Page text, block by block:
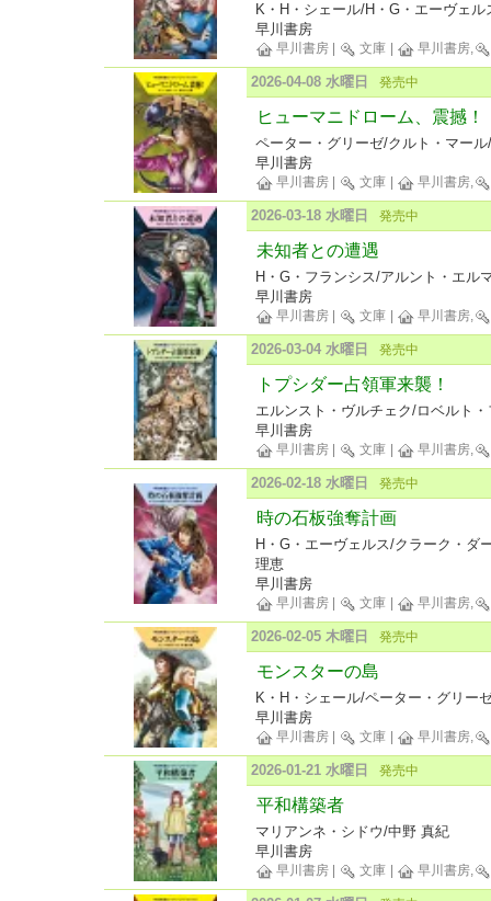
K・H・シェール/H・G・エーヴェル
早川書房
早川書房 文庫 早川書房,
2026-04-08 水曜日 発売中
ヒューマニドローム、震撼！
ペーター・グリーゼ/クルト・マー
早川書房
早川書房 文庫 早川書房,
2026-03-18 水曜日 発売中
未知者との遭遇
H・G・フランシス/アルント・エル
早川書房
早川書房 文庫 早川書房,
2026-03-04 水曜日 発売中
トプシダー占領軍来襲！
エルンスト・ヴルチェク/ロベルト
早川書房
早川書房 文庫 早川書房,
2026-02-18 水曜日 発売中
時の石板強奪計画
H・G・エーヴェルス/クラーク・ダ
理恵
早川書房
早川書房 文庫 早川書房,
2026-02-05 木曜日 発売中
モンスターの島
K・H・シェール/ペーター・グリー
早川書房
早川書房 文庫 早川書房,
2026-01-21 水曜日 発売中
平和構築者
マリアンネ・シドウ/中野 真紀
早川書房
早川書房 文庫 早川書房,